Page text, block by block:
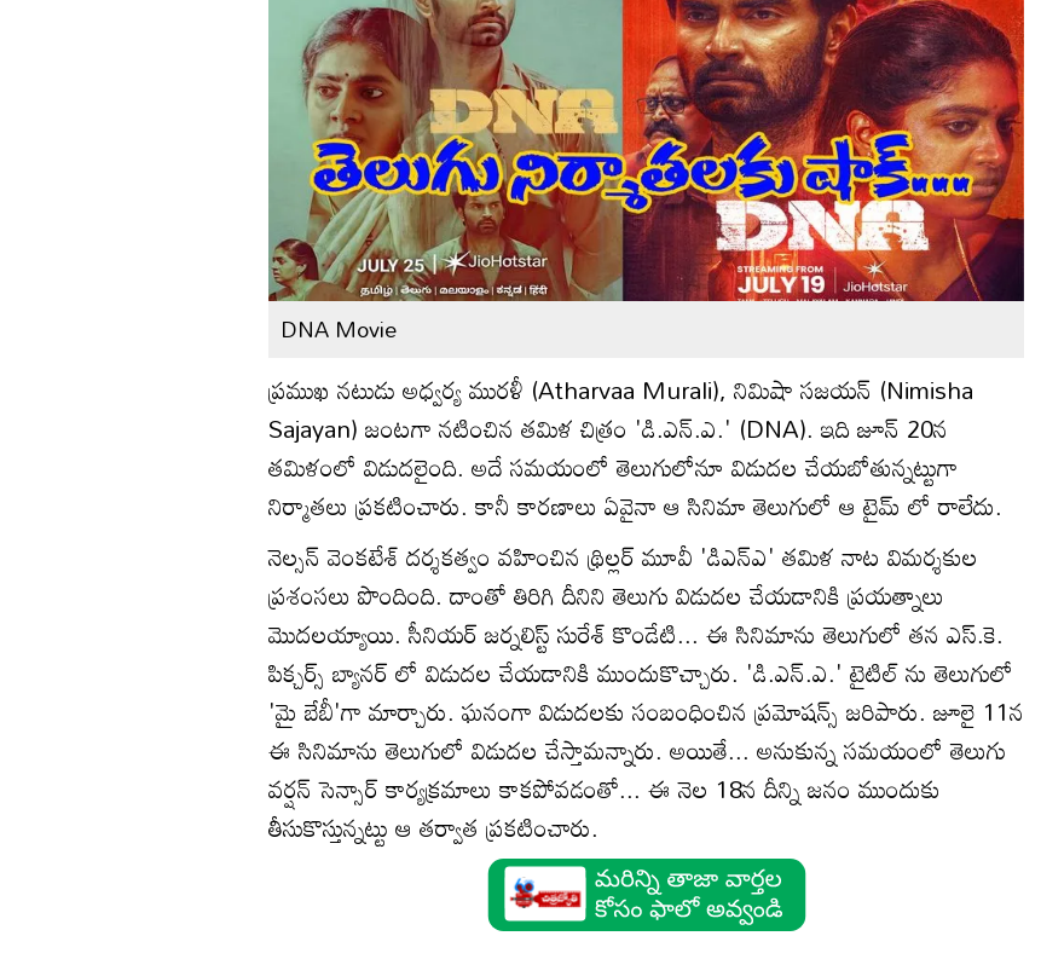
DNA Movie
ప్రముఖ నటుడు అధ్వర్య మురళీ (Atharvaa Murali), నిమిషా సజయన్ (Nimisha
Sajayan) జంటగా నటించిన తమిళ చిత్రం 'డి.ఎన్.ఎ.' (DNA). ఇది జూన్ 20న
తమిళంలో విడుదలైంది. అదే సమయంలో తెలుగులోనూ విడుదల చేయబోతున్నట్టుగా
నిర్మాతలు ప్రకటించారు. కానీ కారణాలు ఏవైనా ఆ సినిమా తెలుగులో ఆ టైమ్ లో రాలేదు.
నెల్సన్ వెంకటేశ్‌ దర్శకత్వం వహించిన థ్రిల్లర్ మూవీ 'డిఎన్ఎ' తమిళ నాట విమర్శకుల
ప్రశంసలు పొందింది. దాంతో తిరిగి దీనిని తెలుగు విడుదల చేయడానికి ప్రయత్నాలు
మొదలయ్యాయి. సీనియర్ జర్నలిస్ట్ సురేశ్‌ కొండేటి... ఈ సినిమాను తెలుగులో తన ఎస్.కె.
పిక్చర్స్ బ్యానర్ లో విడుదల చేయడానికి ముందుకొచ్చారు. 'డి.ఎన్.ఎ.' టైటిల్ ను తెలుగులో
'మై బేబీ'గా మార్చారు. ఘనంగా విడుదలకు సంబంధించిన ప్రమోషన్స్ జరిపారు. జూలై 11న
ఈ సినిమాను తెలుగులో విడుదల చేస్తామన్నారు. అయితే... అనుకున్న సమయంలో తెలుగు
వర్షన్ సెన్సార్ కార్యక్రమాలు కాకపోవడంతో... ఈ నెల 18న దీన్ని జనం ముందుకు
తీసుకొస్తున్నట్టు ఆ తర్వాత ప్రకటించారు.